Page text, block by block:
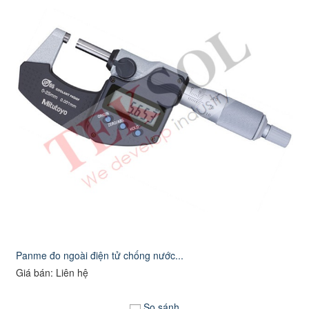
Panme đo ngoài điện tử chống nước...
Giá bán: Liên hệ